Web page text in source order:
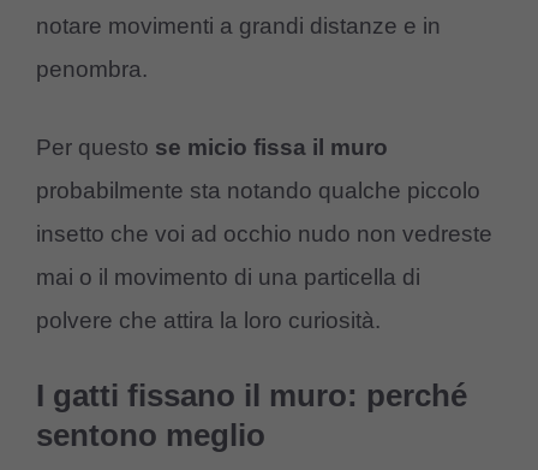
notare movimenti a grandi distanze e in
penombra.
Per questo se micio fissa il muro
probabilmente sta notando qualche piccolo
insetto che voi ad occhio nudo non vedreste
mai o il movimento di una particella di
polvere che attira la loro curiosità.
I gatti fissano il muro: perché
sentono meglio